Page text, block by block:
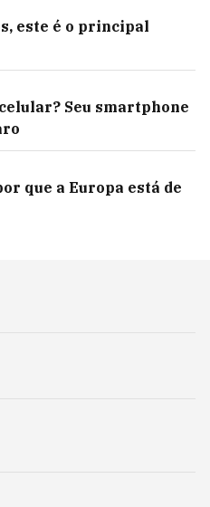
este é o principal
Seu smartphone
que a Europa está de